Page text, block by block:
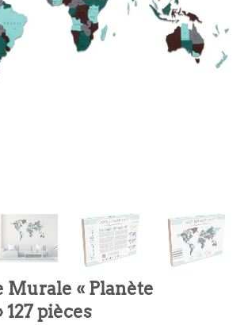
Murale « Planète
pièces